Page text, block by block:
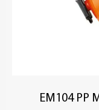
EM104 PP